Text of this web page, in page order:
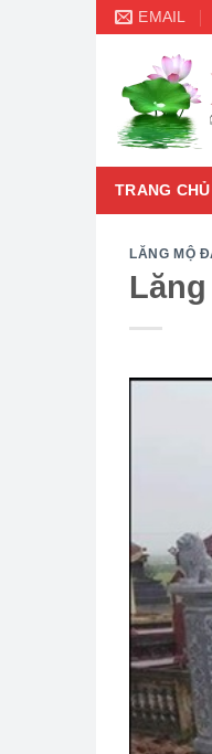
Skip
content
EMAIL
TRANG CHỦ
LĂNG MỘ